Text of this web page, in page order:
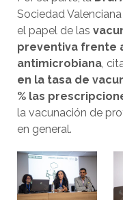
Sociedad
el papel de las
preventiva frente
antimicrobiana,
en la tasa de
% las
la vacunación de
en general.